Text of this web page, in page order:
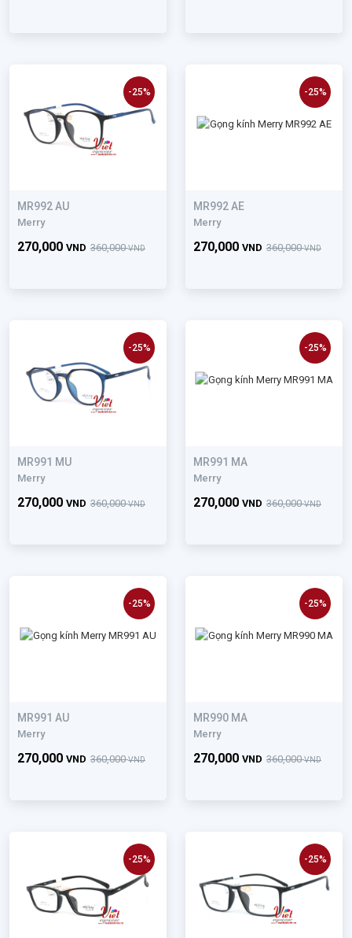
MR992 AU
Merry
360,000VND
270,000 VND
-25%
MR992 AE
Merry
360,000VND
270,000 VND
-25%
MR991 MU
Merry
360,000VND
270,000 VND
-25%
MR991 MA
Merry
360,000VND
270,000 VND
-25%
MR991 AU
Merry
360,000VND
270,000 VND
-25%
MR990 MA
Merry
360,000VND
270,000 VND
-25%
-25% -25%